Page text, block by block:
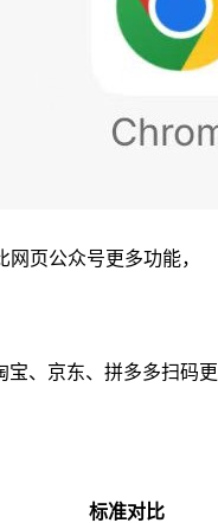
页公众号更多功能，
宝、京东、拼多多扫码更
标准对比